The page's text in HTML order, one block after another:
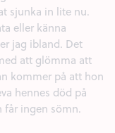
sjunka in lite nu.
eller känna
jag ibland. Det
att glömma att
kommer på att hon
hennes död på
får ingen sömn.